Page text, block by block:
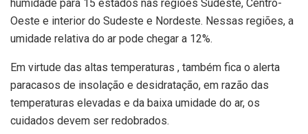
humidade para 15 estados nas regiões Sudeste, Centro-
Oeste e interior do Sudeste e Nordeste. Nessas regiões, a
umidade relativa do ar pode chegar a 12%.
Em virtude das altas temperaturas , também fica o alerta
paracasos de insolação e desidratação, em razão das
temperaturas elevadas e da baixa umidade do ar, os
cuidados devem ser redobrados.